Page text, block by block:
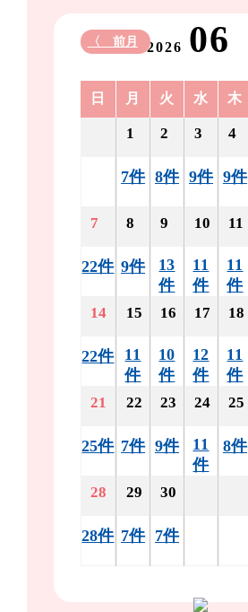
2026 06
〈 前月
日 月 火 水 木
1
7件
2
8件
3
9件
4
9件
7
22件
8
9件
9
13
件
10
11
件
11
11
件
14
22件
15
11
件
16
10
件
17
12
件
18
11
件
21
25件
22
7件
23
9件
24
11
件
25
8件
28
28件
29
7件
30
7件